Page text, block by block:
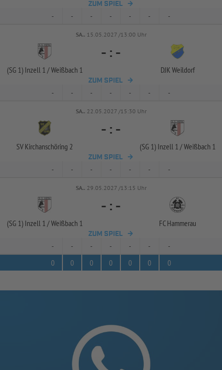
ZUM SPIEL
- - - - - - -
SA.. 15.05.2027 /13:00 Uhr
(SG 1) Inzell 1 /Weißbach 1
- : -
DJK Weildorf
ZUM SPIEL
- - - - - - -
SA.. 22.05.2027 /15:30 Uhr
SV Kirchanschöring 2
- : -
(SG 1) Inzell 1 /Weißbach 1
ZUM SPIEL
- - - - - - -
SA.. 29.05.2027 /13:15 Uhr
(SG 1) Inzell 1 /Weißbach 1
- : -
FC Hammerau
ZUM SPIEL
- - - - - -
-
0
0 0 0 0 0 0